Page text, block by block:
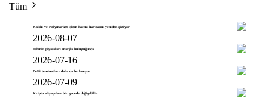
Tüm
Kalshi ve Polymarket işlem hacmi haritasını yeniden çiziyor
2026-08-07
Tahmin piyasaları marjla buluştuğunda
2026-07-16
DeFi teminatları daha da hızlanıyor
2026-07-09
Kripto altyapıları bir gecede değişebilir